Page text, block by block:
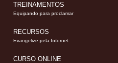
TREINAMENTOS
Equipando para proclamar
RECURSOS
Evangelize pela Internet
CURSO ONLINE